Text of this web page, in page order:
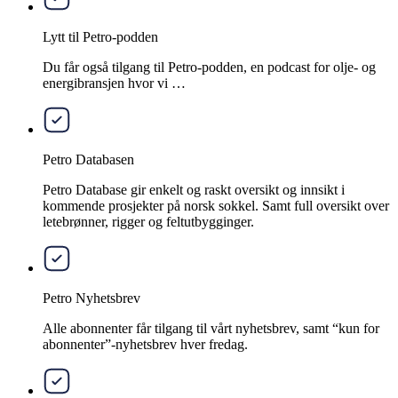
Lytt til Petro-podden
Du får også tilgang til Petro-podden, en podcast for olje- og
energibransjen hvor vi …
Petro Databasen
Petro Database gir enkelt og raskt oversikt og innsikt i
kommende prosjekter på norsk sokkel. Samt full oversikt over
letebrønner, rigger og feltutbygginger.
Petro Nyhetsbrev
Alle abonnenter får tilgang til vårt nyhetsbrev, samt “kun for
abonnenter”-nyhetsbrev hver fredag.